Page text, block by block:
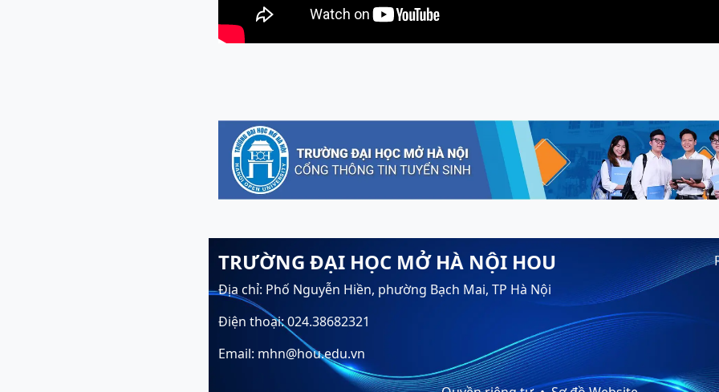
TRƯỜNG ĐẠI HỌC MỞ HÀ NỘI HOU
Địa chỉ: Phố Nguyễn Hiền, phường Bạch Mai, TP Hà Nội
Điện thoại: 024.38682321
Email: mhn@hou.edu.vn